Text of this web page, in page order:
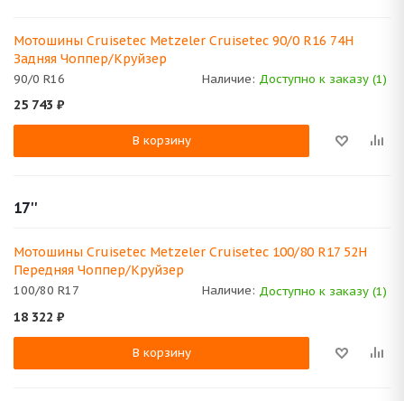
Мотошины Cruisetec Metzeler Cruisetec 90/0 R16 74H
Задняя Чоппер/Круйзер
90/0 R16 Наличие: Доступно к заказу (1)
25 743 ₽
В корзину
17''
Мотошины Cruisetec Metzeler Cruisetec 100/80 R17 52H
Передняя Чоппер/Круйзер
100/80 R17 Наличие: Доступно к заказу (1)
18 322 ₽
В корзину